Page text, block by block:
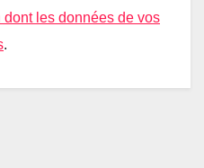
les données de vos
.